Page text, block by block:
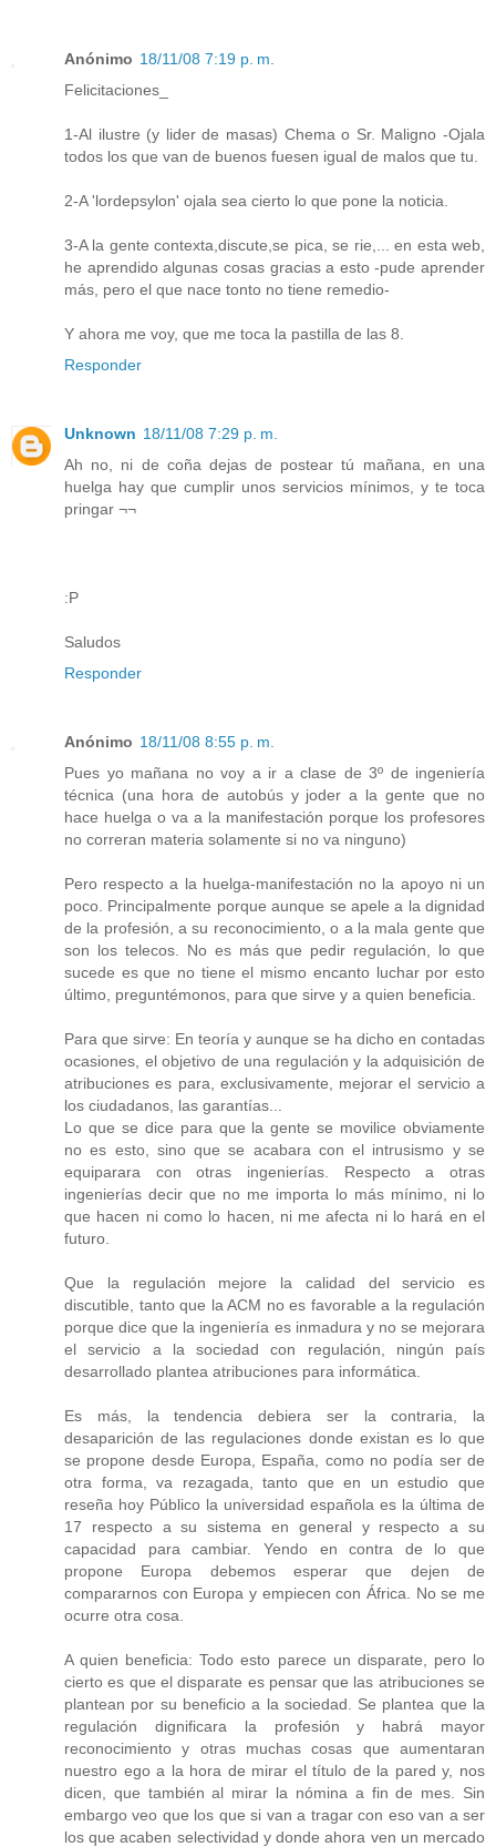
Anónimo 18/11/08 7:19 p. m.
Felicitaciones_
1-Al ilustre (y lider de masas) Chema o Sr. Maligno -Ojala
todos los que van de buenos fuesen igual de malos que tu.
2-A 'lordepsylon' ojala sea cierto lo que pone la noticia.
3-A la gente contexta,discute,se pica, se rie,... en esta web,
he aprendido algunas cosas gracias a esto -pude aprender
más, pero el que nace tonto no tiene remedio-
Y ahora me voy, que me toca la pastilla de las 8.
Responder
Unknown 18/11/08 7:29 p. m.
Ah no, ni de coña dejas de postear tú mañana, en una
huelga hay que cumplir unos servicios mínimos, y te toca
pringar ¬¬
:P
Saludos
Responder
Anónimo 18/11/08 8:55 p. m.
Pues yo mañana no voy a ir a clase de 3º de ingeniería
técnica (una hora de autobús y joder a la gente que no
hace huelga o va a la manifestación porque los profesores
no correran materia solamente si no va ninguno)
Pero respecto a la huelga-manifestación no la apoyo ni un
poco. Principalmente porque aunque se apele a la dignidad
de la profesión, a su reconocimiento, o a la mala gente que
son los telecos. No es más que pedir regulación, lo que
sucede es que no tiene el mismo encanto luchar por esto
último, preguntémonos, para que sirve y a quien beneficia.
Para que sirve: En teoría y aunque se ha dicho en contadas
ocasiones, el objetivo de una regulación y la adquisición de
atribuciones es para, exclusivamente, mejorar el servicio a
los ciudadanos, las garantías...
Lo que se dice para que la gente se movilice obviamente
no es esto, sino que se acabara con el intrusismo y se
equiparara con otras ingenierías. Respecto a otras
ingenierías decir que no me importa lo más mínimo, ni lo
que hacen ni como lo hacen, ni me afecta ni lo hará en el
futuro.
Que la regulación mejore la calidad del servicio es
discutible, tanto que la ACM no es favorable a la regulación
porque dice que la ingeniería es inmadura y no se mejorara
el servicio a la sociedad con regulación, ningún país
desarrollado plantea atribuciones para informática.
Es más, la tendencia debiera ser la contraria, la
desaparición de las regulaciones donde existan es lo que
se propone desde Europa, España, como no podía ser de
otra forma, va rezagada, tanto que en un estudio que
reseña hoy Público la universidad española es la última de
17 respecto a su sistema en general y respecto a su
capacidad para cambiar. Yendo en contra de lo que
propone Europa debemos esperar que dejen de
compararnos con Europa y empiecen con África. No se me
ocurre otra cosa.
A quien beneficia: Todo esto parece un disparate, pero lo
cierto es que el disparate es pensar que las atribuciones se
plantean por su beneficio a la sociedad. Se plantea que la
regulación dignificara la profesión y habrá mayor
reconocimiento y otras muchas cosas que aumentaran
nuestro ego a la hora de mirar el título de la pared y, nos
dicen, que también al mirar la nómina a fin de mes. Sin
embargo veo que los que si van a tragar con eso van a ser
los que acaben selectividad y donde ahora ven un mercado